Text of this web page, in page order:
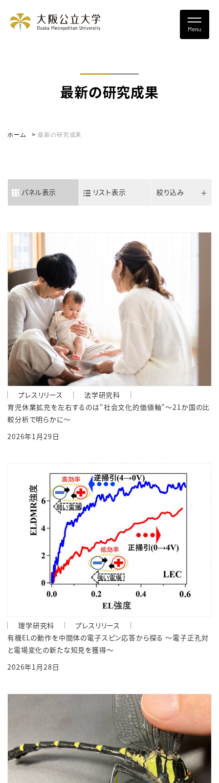
最新の研究成果
ホーム 最新の研究成果
パネル表示 リスト表示 絞り込み
プレスリリース
法学研究科
育児休業拡充を左右するのは“社会文化的価値軸”～21か国の比
較分析で明らかに～
2026年1月29日
理学研究科
プレスリリース
有機ELの動作を中間体の電子スピン応答から探る ～電子正孔対
と電場変化の新たな知見を獲得～
2026年1月28日